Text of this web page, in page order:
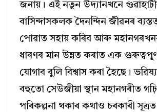
জনায়। এই নতুন উদ্যানখনে
বাসিন্দাসকলক দৈনন্দিন জীৱনৰ
পোৱাত সহায় কৰিব আৰু
ধাৰণৰ মান উন্নত কৰাত এক
যোগাব বুলি বিশ্বাস কৰা হৈছে।
বহুতো সেউজীয়া স্থান মহানগৰীত
পৰিকল্পনা থকাৰ কথাও চৰকাৰী